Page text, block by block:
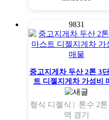
9831
중고지게차 두산 2톤 3
트 디젤지게차 가성비
형식 디젤식 | 톤수 2톤
역 경기